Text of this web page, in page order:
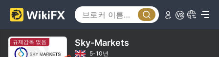
규제감독 없음 Sky-Markets
5-10년
4
5
2
3